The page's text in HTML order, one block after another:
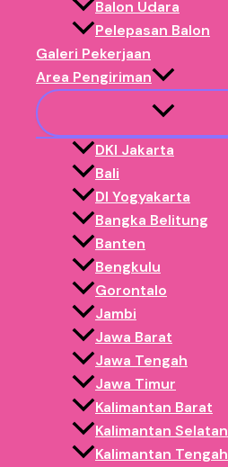
Balon Udara
Pelepasan Balon
Galeri Pekerjaan
Area Pengiriman
DKI Jakarta
Bali
DI Yogyakarta
Bangka Belitung
Banten
Bengkulu
Gorontalo
Jambi
Jawa Barat
Jawa Tengah
Jawa Timur
Kalimantan Barat
Kalimantan Selatan
Kalimantan Tengah
Istana Balon 3X4
Istana Balon 4X6
Istana Balon 5X8
Istana Balon 6X8
Istana Balon 6X10
Istana Balon 7X10